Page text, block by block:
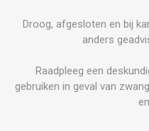
Droog, afgesloten en bij
anders
Raadpleeg een
gebruiken in geval van